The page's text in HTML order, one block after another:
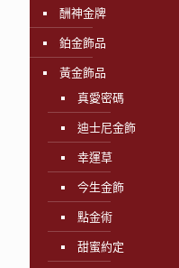
酬神金牌
鉑金飾品
黃金飾品
真愛密碼
迪士尼金飾
幸運草
今生金飾
點金術
甜蜜約定